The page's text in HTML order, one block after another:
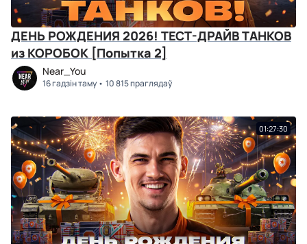
ДЕНЬ РОЖДЕНИЯ 2026! ТЕСТ-ДРАЙВ ТАНКОВ
из КОРОБОК [Попытка 2]
Near_You
16 гадзін таму 10 815 праглядаў
01:27:30